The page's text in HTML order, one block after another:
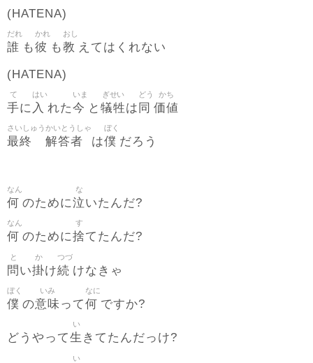
(HATENA)
誰
だれ
も彼
かれ
も教
おし
えてはくれない
(HATENA)
手
て
に 入
はい
れた今
いま
と 犠牲
ぎせい
は 同
どう
価値
かち
最終
さいしゅう
解答者
かいとうしゃ
は僕
ぼく
だろう
何
なん
のために泣
な
いたんだ?
何
なん
のために捨
す
てたんだ?
問
と
い掛
か
け続
つづ
けなきゃ
僕
ぼく
の意味
いみ
って何
なに
ですか?
どうやって生
い
きてたんだっけ?
い